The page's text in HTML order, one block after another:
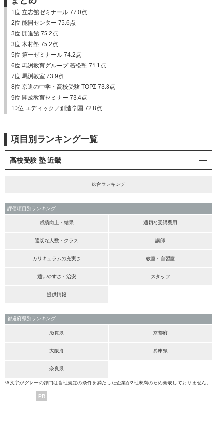
1位 立志館ゼミナール 77.0点
2位 能開センター 75.6点
3位 開進館 75.2点
3位 木村塾 75.2点
5位 第一ゼミナール 74.2点
6位 馬渕教育グループ 若松塾 74.1点
7位 馬渕教室 73.9点
8位 京進の中学・高校受験 TOPΣ 73.8点
9位 開成教育セミナー 73.4点
10位 エディック／創造学園 72.8点
項目別ランキング一覧
高校受験 塾 近畿
総合ランキング
評価項目別ランキング
成績向上・結果 適切な受講費用
適切な人数・クラス 講師
カリキュラムの充実さ 教室・自習室
通いやすさ・治安 スタッフ
提供情報
都道府県別ランキング
滋賀県 京都府
大阪府 兵庫県
奈良県
※文字がグレーの部門は当社規定の条件を満たした企業が2社未満のため発表しておりません。
PR